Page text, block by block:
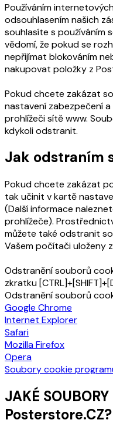
Používáním
odsouhlasením našich
souhlasíte s používáním
vědomí, že pokud se
nepřijímat blokováním
nakupovat položky z
Pokud chcete zakázat
nastavení zabezpečení
prohlížeči sítě www.
kdykoli odstranit.
Jak odstraním
Pokud chcete zakázat
tak učinit v kartě
(Další informace
prohlížeče).
můžete také odstranit
Vašem počítači uloženy
Odstranění souborů
zkratku
Odstranění souborů
Google Chrome
Internet Explorer
Safari
Mozilla Firefox
Opera
Soubory cookie
JAKÉ
Posterstore.CZ?